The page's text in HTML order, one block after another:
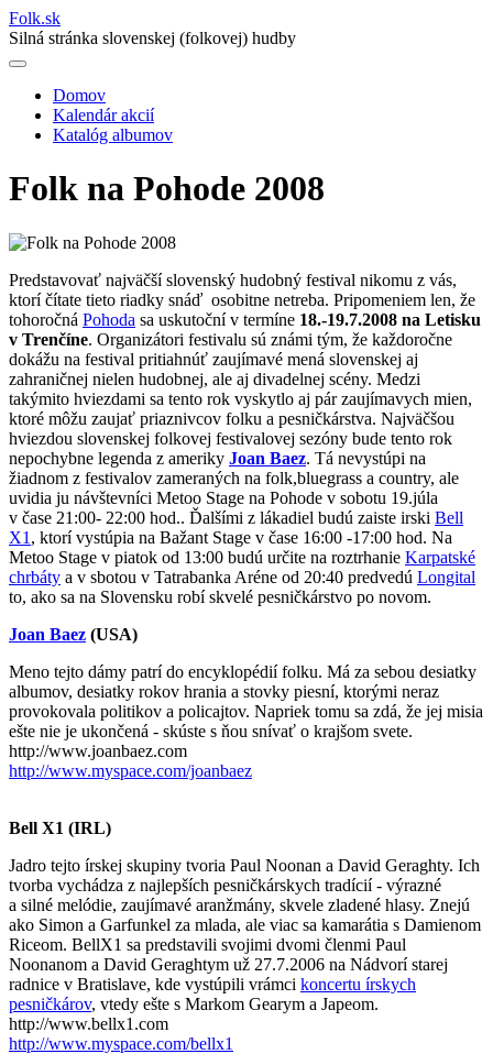
Folk.sk
Silná stránka slovenskej (folkovej) hudby
Main
navigation
Domov
Kalendár akcií
Katalóg albumov
Folk na Pohode 2008
Predstavovať najväčší slovenský hudobný festival nikomu z vás,
ktorí čítate tieto riadky snáď osobitne netreba. Pripomeniem len, že
tohoročná Pohoda sa uskutoční v termíne 18.-19.7.2008 na Letisku
v Trenčíne. Organizátori festivalu sú známi tým, že každoročne
dokážu na festival pritiahnúť zaujímavé mená slovenskej aj
zahraničnej nielen hudobnej, ale aj divadelnej scény. Medzi
takýmito hviezdami sa tento rok vyskytlo aj pár zaujímavych mien,
ktoré môžu zaujať priaznivcov folku a pesničkárstva. Najväčšou
hviezdou slovenskej folkovej festivalovej sezóny bude tento rok
nepochybne legenda z ameriky Joan Baez. Tá nevystúpi na
žiadnom z festivalov zameraných na folk,bluegrass a country, ale
uvidia ju návštevníci Metoo Stage na Pohode v sobotu 19.júla
v čase 21:00- 22:00 hod.. Ďalšími z lákadiel budú zaiste irski Bell
X1 , ktorí vystúpia na Bažant Stage v čase 16:00 -17:00 hod. Na
Metoo Stage v piatok od 13:00 budú určite na roztrhanie Karpatské
chrbáty a v sbotou v Tatrabanka Aréne od 20:40 predvedú Longital
to, ako sa na Slovensku robí skvelé pesničkárstvo po novom.
Joan Baez (USA)
Meno tejto dámy patrí do encyklopédií folku. Má za sebou desiatky
albumov, desiatky rokov hrania a stovky piesní, ktorými neraz
provokovala politikov a policajtov. Napriek tomu sa zdá, že jej misia
ešte nie je ukončená - skúste s ňou snívať o krajšom svete.
http://www.joanbaez.com
http://www.myspace.com/joanbaez
Bell X1 (IRL)
Jadro tejto írskej skupiny tvoria Paul Noonan a David Geraghty. Ich
tvorba vychádza z najlepších pesničkárskych tradícií - výrazné
a silné melódie, zaujímavé aranžmány, skvele zladené hlasy. Znejú
ako Simon a Garfunkel za mlada, ale viac sa kamarátia s Damienom
Riceom. BellX1 sa predstavili svojimi dvomi členmi Paul
Noonanom a David Geraghtym už 27.7.2006 na Nádvorí starej
radnice v Bratislave, kde vystúpili vrámci koncertu írskych
pesničkárov, vtedy ešte s Markom Gearym a Japeom.
http://www.bellx1.com
http://www.myspace.com/bellx1